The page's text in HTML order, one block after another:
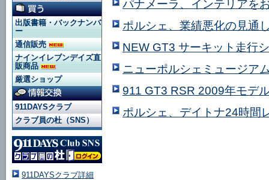
パナメーラ、インテリアを
ポルシェ、業績悪化の見通
NEW GT3 サーキット走行
ニューポルシェミュージア
911 GT3 RSR 2009年モデ
ポルシェ、デイトナ24時間
出版書籍・バックナンバ
ー
通信販売
ナインイレブンデイズ直
販商品
厳選ショップ
911DAYSクラブ
クラブ員の杜（SNS）
911DAYSクラブ詳細